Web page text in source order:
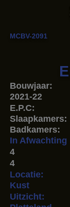
MCBV-2091
Bouwjaar:
2021-22
E.P.C:
Slaapkamers:
Badkamers:
In Afwachting
4
4
Locatie:
Kust
Uitzicht: